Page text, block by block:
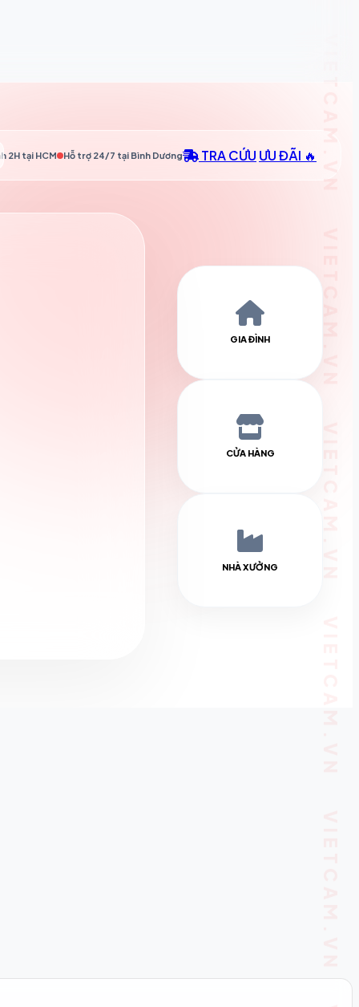
2H tại HCM Hỗ trợ 24/7 tại Bình Dương TRA CỨU ƯU ĐÃI 🔥
GIA ĐÌNH
CỬA HÀNG
NHÀ XƯỞNG